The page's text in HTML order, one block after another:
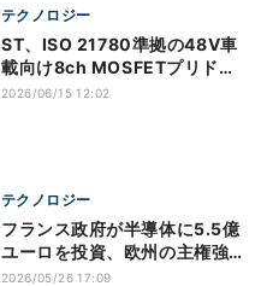
テクノロジー
ST、ISO 21780準拠の48V車
載向け8ch MOSFETプリドラ
イバ「L98GD8E」を発表
2026/06/15 12:02
テクノロジー
フランス政府が半導体に5.5億
ユーロを投資、欧州の主権強化
を加速
2026/05/26 17:09